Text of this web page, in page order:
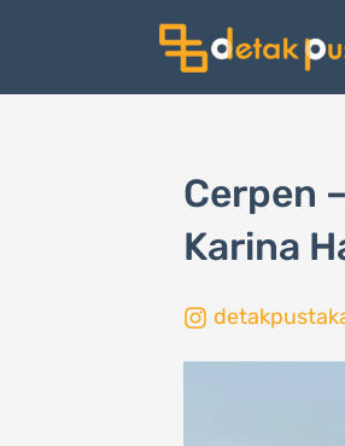
konten
Cerpen
Karina